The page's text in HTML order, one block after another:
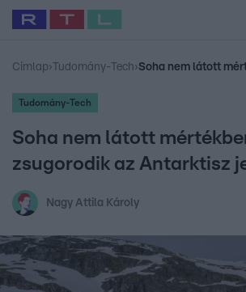
Legfrissebb RTL Híradó
Babits Marcella Most
Címlap› Tudomány-Tech›
Tudomány-Tech
Soha nem látott
zsugorodik az Antarktisz
Nagy Attila Károly